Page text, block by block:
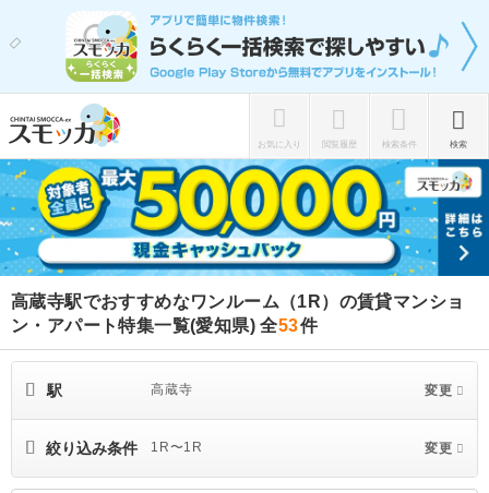
お気に入り 閲覧履歴 検索条件 検索
高蔵寺駅でおすすめなワンルーム（1R）の賃貸マンショ
ン・アパート特集一覧(愛知県)全53件
駅 高蔵寺 変更
絞り込み条件 1R〜1R 変更